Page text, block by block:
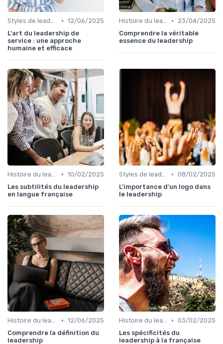
Styles de leadership • 12/06/2025
L'art du leadership de
service : une approche
humaine et efficace
Histoire du leadership •
23/04/2025
Comprendre la véritable
essence du leadership
Histoire du leadership • 10/02/2025
Les subtilités du leadership
en langue française
Styles de leadership • 08/02/2025
L'importance d'un logo dans
le leadership
Histoire du leadership • 12/06/2025
Comprendre la définition du
leadership
Histoire du leadership • 03/02/2025
Les spécificités du
leadership à la française